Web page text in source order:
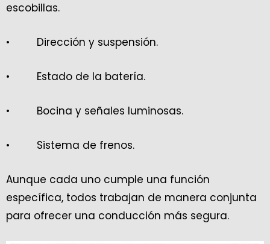
escobillas.
• Dirección y suspensión.
• Estado de la batería.
• Bocina y señales luminosas.
• Sistema de frenos.
Aunque cada uno cumple una función
específica, todos trabajan de manera conjunta
para ofrecer una conducción más segura.